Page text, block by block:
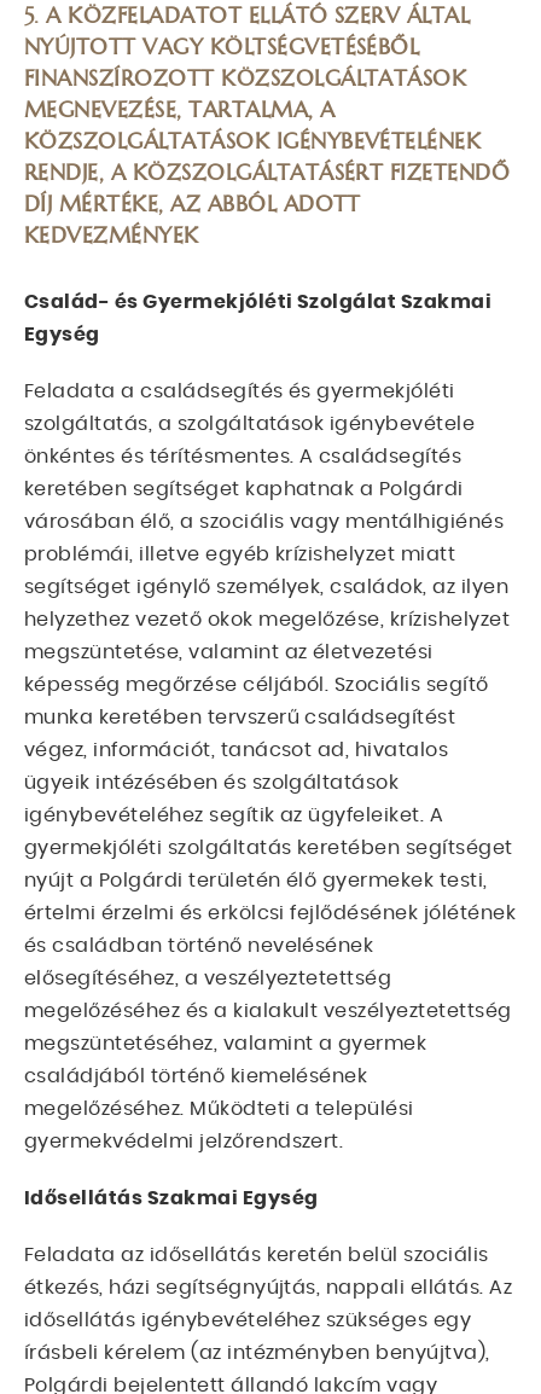
5. A KÖZFELADATOT ELLÁTÓ SZERV ÁLTAL
NYÚJTOTT VAGY KÖLTSÉGVETÉSÉBŐL
FINANSZÍROZOTT KÖZSZOLGÁLTATÁSOK
MEGNEVEZÉSE, TARTALMA, A
KÖZSZOLGÁLTATÁSOK IGÉNYBEVÉTELÉNEK
RENDJE, A KÖZSZOLGÁLTATÁSÉRT FIZETENDŐ
DÍJ MÉRTÉKE, AZ ABBÓL ADOTT
KEDVEZMÉNYEK
Család- és Gyermekjóléti Szolgálat Szakmai
Egység
Feladata a családsegítés és gyermekjóléti
szolgáltatás, a szolgáltatások igénybevétele
önkéntes és térítésmentes. A családsegítés
keretében segítséget kaphatnak a Polgárdi
városában élő, a szociális vagy mentálhigiénés
problémái, illetve egyéb krízishelyzet miatt
segítséget igénylő személyek, családok, az ilyen
helyzethez vezető okok megelőzése, krízishelyzet
megszüntetése, valamint az életvezetési
képesség megőrzése céljából. Szociális segítő
munka keretében tervszerű családsegítést
végez, információt, tanácsot ad, hivatalos
ügyeik intézésében és szolgáltatások
igénybevételéhez segítik az ügyfeleiket. A
gyermekjóléti szolgáltatás keretében segítséget
nyújt a Polgárdi területén élő gyermekek testi,
értelmi érzelmi és erkölcsi fejlődésének jólétének
és családban történő nevelésének
elősegítéséhez, a veszélyeztetettség
megelőzéséhez és a kialakult veszélyeztetettség
megszüntetéséhez, valamint a gyermek
családjából történő kiemelésének
megelőzéséhez. Működteti a települési
gyermekvédelmi jelzőrendszert.
Idősellátás Szakmai Egység
Feladata az idősellátás keretén belül szociális
étkezés, házi segítségnyújtás, nappali ellátás. Az
idősellátás igénybevételéhez szükséges egy
írásbeli kérelem (az intézményben benyújtva),
Polgárdi bejelentett állandó lakcím vagy